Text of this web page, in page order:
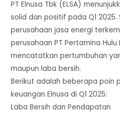
​PT Elnusa Tbk (ELSA)
solid dan positif pada Q1
perusahaan jasa energi
perusahaan PT Pertamina Hulu
mencatatkan pertumbuhan
maupun laba bersih.
​Berikut adalah beberapa poin
keuangan Elnusa di Q1 2025:
​Laba Bersih dan Pendapatan